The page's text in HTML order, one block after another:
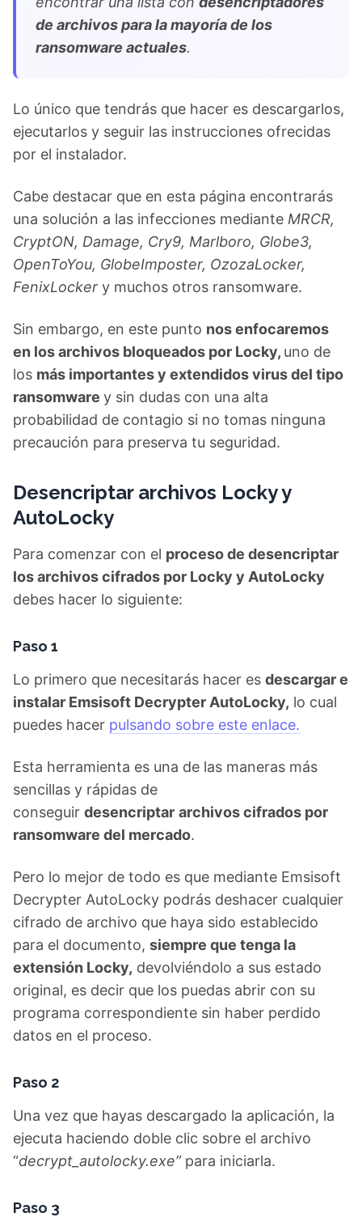
de archivos para la mayoría de los
ransomware actuales.
Lo único que tendrás que hacer es descargarlos,
ejecutarlos y seguir las instrucciones ofrecidas
por el instalador.
Cabe destacar que en esta página encontrarás
una solución a las infecciones mediante MRCR,
CryptON, Damage, Cry9, Marlboro, Globe3,
OpenToYou, GlobeImposter, OzozaLocker,
FenixLocker y muchos otros ransomware.
Sin embargo, en este punto nos enfocaremos
en los archivos bloqueados por Locky, uno de
los más importantes y extendidos virus del tipo
ransomware y sin dudas con una alta
probabilidad de contagio si no tomas ninguna
precaución para preserva tu seguridad.
Desencriptar archivos Locky y
AutoLocky
Para comenzar con el proceso de desencriptar
los archivos cifrados por Locky y AutoLocky
debes hacer lo siguiente:
Paso 1
Lo primero que necesitarás hacer es descargar e
instalar Emsisoft Decrypter AutoLocky, lo cual
puedes hacer pulsando sobre este enlace.
Esta herramienta es una de las maneras más
sencillas y rápidas de
conseguir desencriptar archivos cifrados por
ransomware del mercado.
Pero lo mejor de todo es que mediante Emsisoft
Decrypter AutoLocky podrás deshacer cualquier
cifrado de archivo que haya sido establecido
para el documento, siempre que tenga la
extensión Locky, devolviéndolo a sus estado
original, es decir que los puedas abrir con su
programa correspondiente sin haber perdido
datos en el proceso.
Paso 2
Una vez que hayas descargado la aplicación, la
ejecuta haciendo doble clic sobre el archivo
“decrypt_autolocky.exe”para iniciarla.
Paso 3